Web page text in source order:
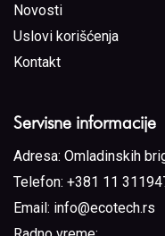
Novosti
Uslovi korišćenja
Kontakt
Servisne informacije
Adresa: Omladinskih
Telefon: +381 11
Email: info@ecotech.rs